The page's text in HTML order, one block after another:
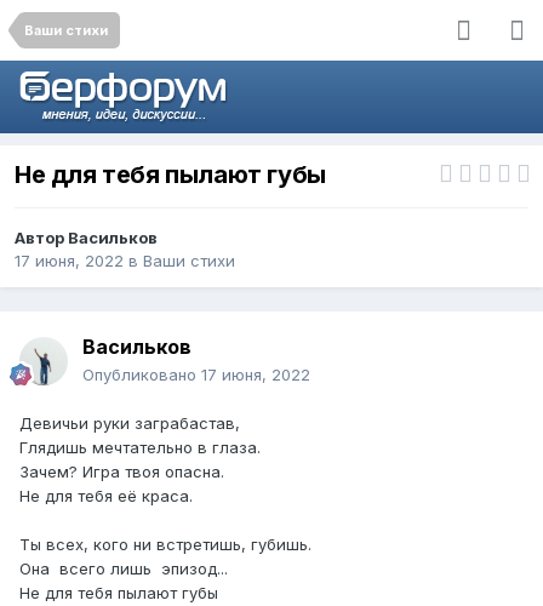
Ваши стихи
Не для тебя пылают губы
Автор Васильков
17 июня, 2022 в Ваши стихи
Васильков
Опубликовано 17 июня, 2022
Девичьи руки заграбастав,
Глядишь мечтательно в глаза.
Зачем? Игра твоя опасна.
Не для тебя её краса.
Ты всех, кого ни встретишь, губишь.
Она всего лишь эпизод...
Не для тебя пылают губы